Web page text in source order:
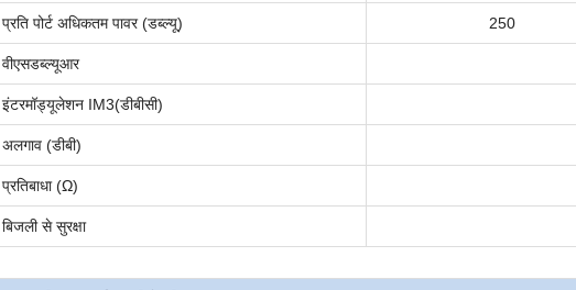
प्रति पोर्ट अधिकतम पावर (डब्ल्यू) 250
वीएसडब्ल्यूआर
इंटरमॉड्यूलेशन IM3(डीबीसी)
अलगाव (डीबी)
प्रतिबाधा (Ω)
बिजली से सुरक्षा